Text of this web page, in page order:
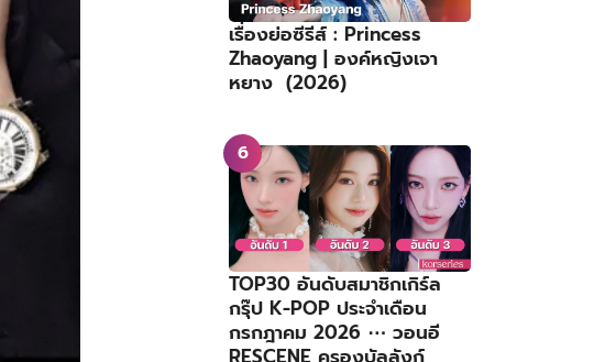
เรื่องย่อซีรีส์ : Princess
Zhaoyang | องค์หญิงเจา
หยาง (2026)
TOP30 อันดับสมาชิกเกิร์ล
กรุ๊ป K-POP ประจำเดือน
กรกฎาคม 2026 ⋯ วอนอี